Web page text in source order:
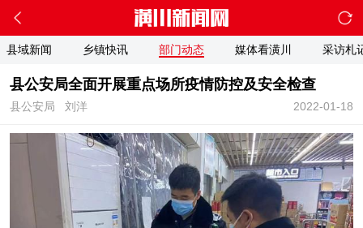
县域新闻 乡镇快讯 部门动态 媒体看潢川 采访札
县公安局全面开展重点场所疫情防控及安全检查
2022-01-18
县公安局 刘洋